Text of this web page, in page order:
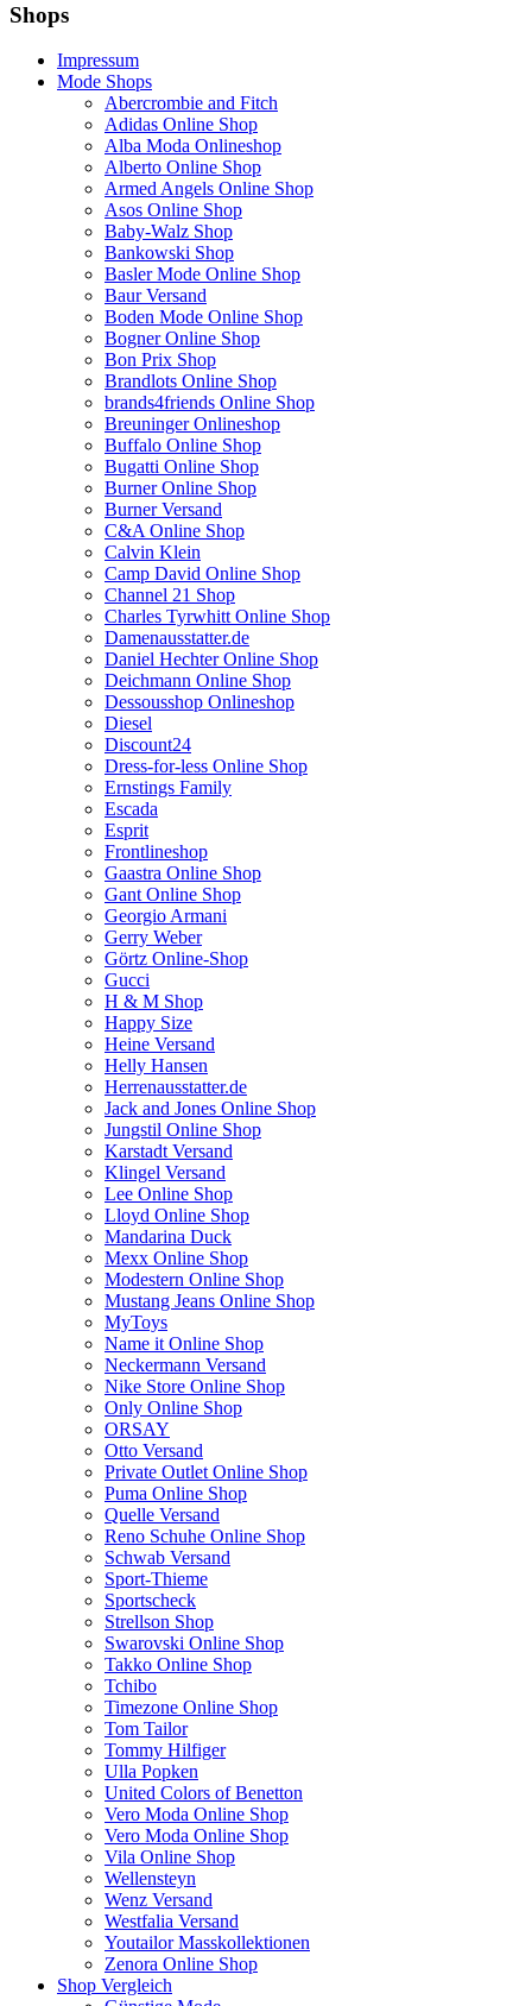
Shops
Impressum
Mode Shops
Abercrombie and Fitch
Adidas Online Shop
Alba Moda Onlineshop
Alberto Online Shop
Armed Angels Online Shop
Asos Online Shop
Baby-Walz Shop
Bankowski Shop
Basler Mode Online Shop
Baur Versand
Boden Mode Online Shop
Bogner Online Shop
Bon Prix Shop
Brandlots Online Shop
brands4friends Online Shop
Breuninger Onlineshop
Buffalo Online Shop
Bugatti Online Shop
Burner Online Shop
Burner Versand
C&A Online Shop
Calvin Klein
Camp David Online Shop
Channel 21 Shop
Charles Tyrwhitt Online Shop
Damenausstatter.de
Daniel Hechter Online Shop
Deichmann Online Shop
Dessousshop Onlineshop
Diesel
Discount24
Dress-for-less Online Shop
Ernstings Family
Escada
Esprit
Frontlineshop
Gaastra Online Shop
Gant Online Shop
Georgio Armani
Gerry Weber
Görtz Online-Shop
Gucci
H & M Shop
Happy Size
Heine Versand
Helly Hansen
Herrenausstatter.de
Jack and Jones Online Shop
Jungstil Online Shop
Karstadt Versand
Klingel Versand
Lee Online Shop
Lloyd Online Shop
Mandarina Duck
Mexx Online Shop
Modestern Online Shop
Mustang Jeans Online Shop
MyToys
Name it Online Shop
Neckermann Versand
Nike Store Online Shop
Only Online Shop
ORSAY
Otto Versand
Private Outlet Online Shop
Puma Online Shop
Quelle Versand
Reno Schuhe Online Shop
Schwab Versand
Sport-Thieme
Sportscheck
Strellson Shop
Swarovski Online Shop
Takko Online Shop
Tchibo
Timezone Online Shop
Tom Tailor
Tommy Hilfiger
Ulla Popken
United Colors of Benetton
Vero Moda Online Shop
Vero Moda Online Shop
Vila Online Shop
Wellensteyn
Wenz Versand
Westfalia Versand
Youtailor Masskollektionen
Zenora Online Shop
Shop Vergleich